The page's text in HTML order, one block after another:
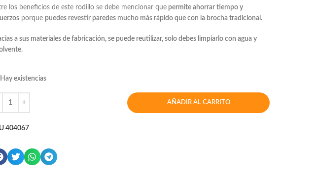
los beneficios de este rodillo se debe mencionar que permite ahorrar tiempo y
porque puedes revestir paredes mucho más rápido que con la brocha tradicional.
a sus materiales de fabricación, se puede reutilizar, solo debes limpiarlo con agua y
Hay existencias
AÑADIR AL CARRITO
404067